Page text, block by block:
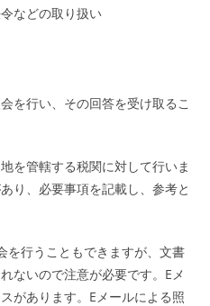
などの取り扱い
を行い、その回答を受け取るこ
を管轄する税関に対して行いま
り、必要事項を記載し、参考と
を行うこともできますが、文書
ないので注意が必要です。Eメ
があります。Eメールによる照